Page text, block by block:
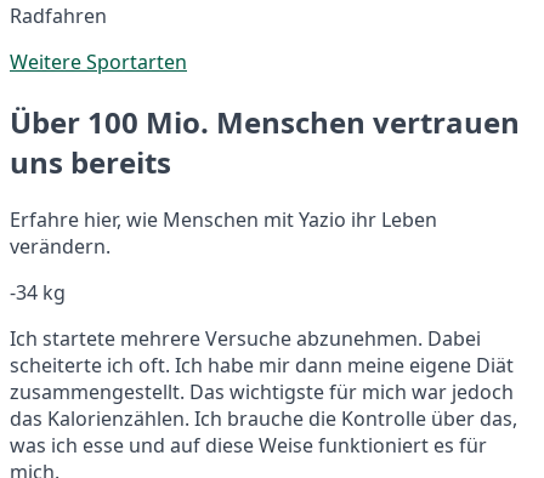
Radfahren
Weitere Sportarten
Über 100 Mio. Menschen vertrauen
uns bereits
Erfahre hier, wie Menschen mit Yazio ihr Leben
verändern.
-34 kg
Ich startete mehrere Versuche abzunehmen. Dabei
scheiterte ich oft. Ich habe mir dann meine eigene Diät
zusammengestellt. Das wichtigste für mich war jedoch
das Kalorienzählen. Ich brauche die Kontrolle über das,
was ich esse und auf diese Weise funktioniert es für
mich.